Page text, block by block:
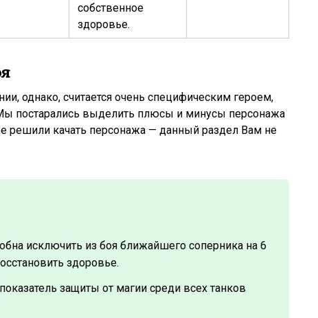
собственное
здоровье.
однако, считается очень специфическим героем,
постарались выделить плюсы и минусы персонажа
решили качать персонажа — данный раздел Вам не
исключить из боя ближайшего соперника на 6
здоровье.
защиты от магии среди всех танков